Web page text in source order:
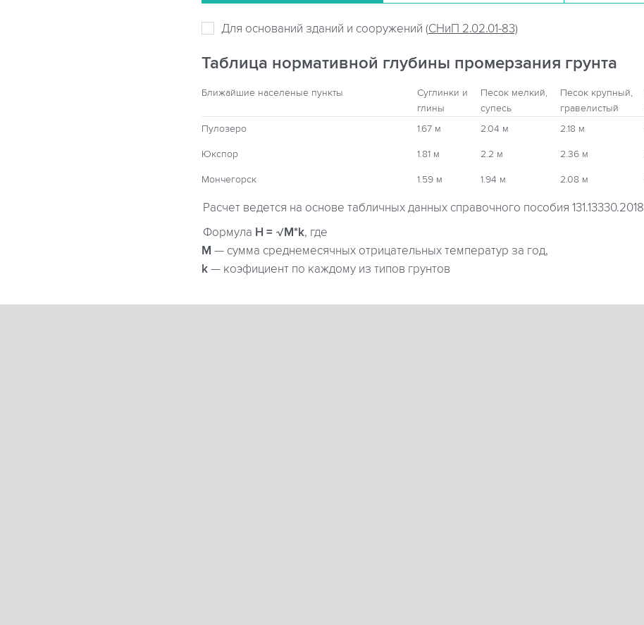
Для оснований зданий и сооружений (СНиП 2.02.01-83)
Таблица нормативной глубины промерзания грунта
Ближайшие населеные пункты
Суглинки и
глины
Песок мелкий,
супесь
Песок крупный,
гравелистый
Пулозеро
1.67 м 2.04 м 2.18 м
Юкспор 1.81 м 2.2 м 2.36 м
Мончегорск 1.59 м 1.94 м 2.08 м
Расчет ведется на основе табличных данных справочного пособия 131.13330.2018
Формула H = √M*k, где
М — сумма среднемесячных отрицательных температур за год,
k — коэфициент по каждому из типов грунтов